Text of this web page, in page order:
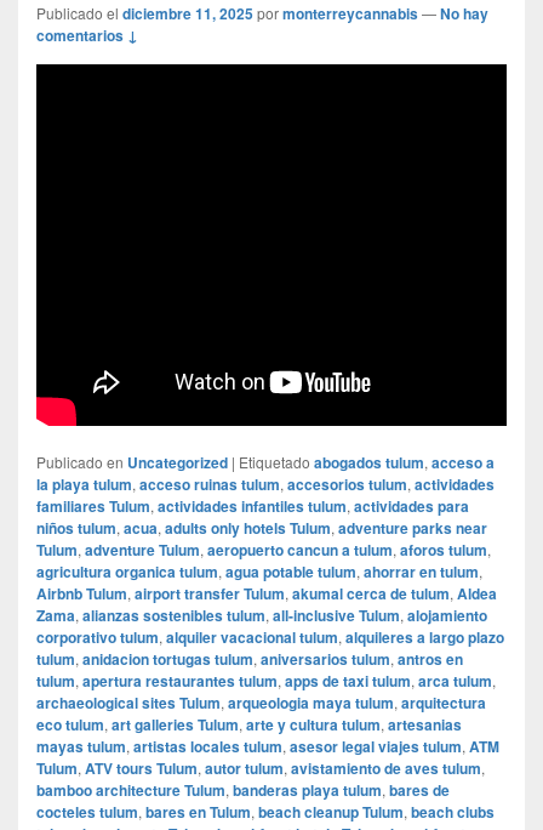
Publicado el diciembre 11, 2025pormonterreycannabis—No hay
comentarios ↓
Publicado en Uncategorized | Etiquetado abogados tulum, acceso a
la playa tulum, acceso ruinas tulum, accesorios tulum, actividades
familiares Tulum, actividades infantiles tulum, actividades para
niños tulum, acua, adults only hotels Tulum, adventure parks near
Tulum, adventure Tulum, aeropuerto cancun a tulum, aforos tulum,
agricultura organica tulum, agua potable tulum, ahorrar en tulum,
Airbnb Tulum, airport transfer Tulum, akumal cerca de tulum, Aldea
Zama, alianzas sostenibles tulum, all-inclusive Tulum, alojamiento
corporativo tulum, alquiler vacacional tulum, alquileres a largo plazo
tulum, anidacion tortugas tulum, aniversarios tulum, antros en
tulum, apertura restaurantes tulum, apps de taxi tulum, arca tulum,
archaeological sites Tulum, arqueologia maya tulum, arquitectura
eco tulum, art galleries Tulum, arte y cultura tulum, artesanias
mayas tulum, artistas locales tulum, asesor legal viajes tulum, ATM
Tulum, ATV tours Tulum, autor tulum, avistamiento de aves tulum,
bamboo architecture Tulum, banderas playa tulum, bares de
cocteles tulum, bares en Tulum, beach cleanup Tulum, beach clubs